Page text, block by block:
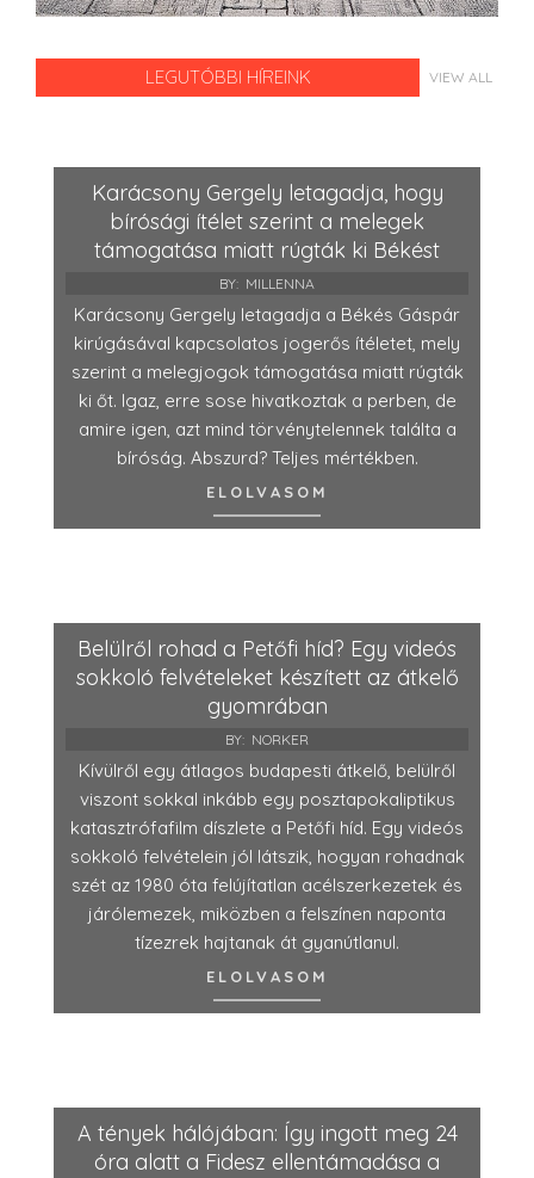
LEGUTÓBBI HÍREINK VIEW ALL
Karácsony Gergely letagadja, hogy
bírósági ítélet szerint a melegek
támogatása miatt rúgták ki Békést
BY: MILLENNA
Karácsony Gergely letagadja a Békés Gáspár
kirúgásával kapcsolatos jogerős ítéletet, mely
szerint a melegjogok támogatása miatt rúgták
ki őt. Igaz, erre sose hivatkoztak a perben, de
amire igen, azt mind törvénytelennek találta a
bíróság. Abszurd? Teljes mértékben.
ELOLVASOM
Belülről rohad a Petőfi híd? Egy videós
sokkoló felvételeket készített az átkelő
gyomrában
BY: NORKER
Kívülről egy átlagos budapesti átkelő, belülről
viszont sokkal inkább egy posztapokaliptikus
katasztrófafilm díszlete a Petőfi híd. Egy videós
sokkoló felvételein jól látszik, hogyan rohadnak
szét az 1980 óta felújítatlan acélszerkezetek és
járólemezek, miközben a felszínen naponta
tízezrek hajtanak át gyanútlanul.
ELOLVASOM
A tények hálójában: Így ingott meg 24
óra alatt a Fidesz ellentámadása a